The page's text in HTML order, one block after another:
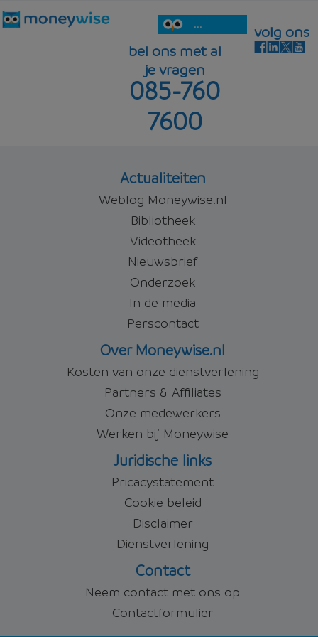
...
bel ons met al
je vragen
085-760
7600
volg ons
Actualiteiten
Weblog Moneywise.nl
Bibliotheek
Videotheek
Nieuwsbrief
Onderzoek
In de media
Perscontact
Over Moneywise.nl
Kosten van onze dienstverlening
Partners & Affiliates
Onze medewerkers
Werken bij Moneywise
Juridische links
Pricacystatement
Cookie beleid
Disclaimer
Dienstverlening
Contact
Neem contact met ons op
Contactformulier